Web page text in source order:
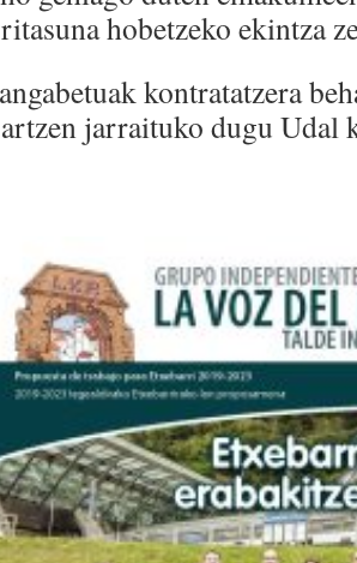
hobetzeko ekintza
kontratatzera
jarraituko dugu Udal